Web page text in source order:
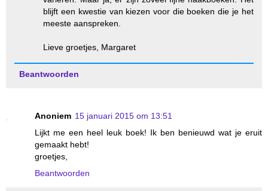
blijft een kwestie van kiezen voor die boeken die je het
meeste aanspreken.
Lieve groetjes, Margaret
Beantwoorden
Anoniem 15 januari 2015 om 13:51
Lijkt me een heel leuk boek! Ik ben benieuwd wat je eruit
gemaakt hebt!
groetjes,
Beantwoorden